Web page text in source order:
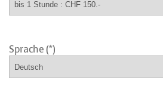
Sprache(*)